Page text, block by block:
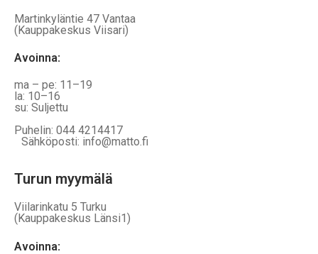
Martinkyläntie 47 Vantaa
(Kauppakeskus Viisari)
Avoinna:
ma – pe: 11–19
la: 10–16
su: Suljettu
Puhelin: 044 4214417
Sähköposti: info@matto.fi
Turun myymälä
Viilarinkatu 5 Turku
(Kauppakeskus Länsi1)
Avoinna: